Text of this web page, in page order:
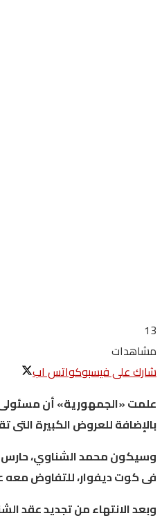
13
مشاهدات
شارك على فيسبوكواتس اب
علمت«الجمهورية»أن
بالإضافةللعروضالكبيرةالتى
وسيكونمحمدالشناوي،حارس
فىكوتديفوار،للتفاوضمعه
وبعدالانتهاءمنتجديدعقد